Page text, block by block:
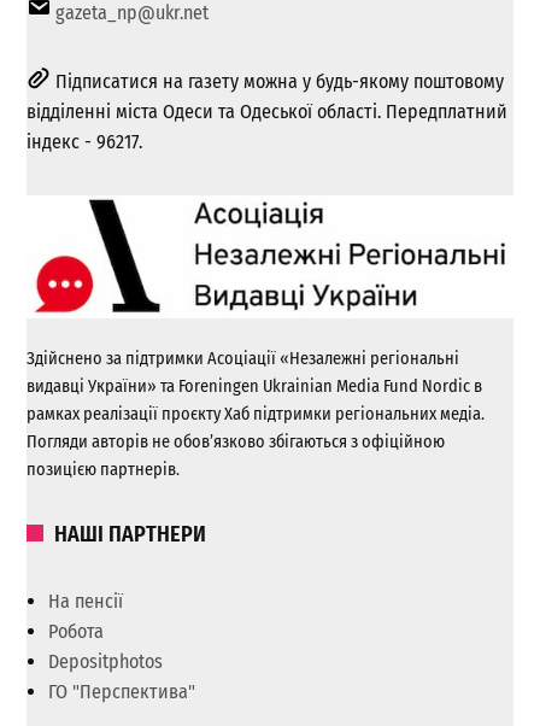
gazeta_np@ukr.net
Підписатися на газету можна у будь-якому поштовому
відділенні міста Одеси та Одеської області. Передплатний
індекс - 96217.
Здійснено за підтримки Асоціації «Незалежні регіональні
видавці України» та Foreningen Ukrainian Media Fund Nordic в
рамках реалізації проєкту Хаб підтримки регіональних медіа.
Погляди авторів не обов’язково збігаються з офіційною
позицією партнерів.
НАШІ ПАРТНЕРИ
На пенсії
Робота
Depositphotos
ГО "Перспектива"